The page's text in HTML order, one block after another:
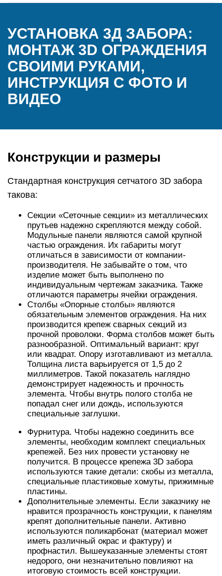
УСТАНОВКА 3Д ЗАБОРА:
МОНТАЖ 3D ОГРАЖДЕНИЯ
СВОИМИ РУКАМИ,
ИНСТРУКЦИЯ С ФОТО И
ВИДЕО
Конструкции и размеры
Стандартная конструкция сетчатого 3D забора
такова:
Секции «Сеточные секции» из металлических
прутьев надежно скрепляются между собой.
Модульные панели являются самой крупной
частью ограждения. Их габариты могут
отличаться в зависимости от компании-
производителя. Не забывайте о том, что
изделие может быть выполнено по
индивидуальным чертежам заказчика. Также
отличаются параметры ячейки ограждения.
Столбы «Опорные столбы» являются
обязательным элементов ограждения. На них
производится крепеж сварных секций из
прочной проволоки. Форма столбов может быть
разнообразной. Оптимальный вариант: круг
или квадрат. Опору изготавливают из металла.
Толщина листа варьируется от 1,5 до 2
миллиметров. Такой показатель наглядно
демонстрирует надежность и прочность
элемента. Чтобы внутрь полого столба не
попадал снег или дождь, используются
специальные заглушки.
Фурнитура. Чтобы надежно соединить все
элементы, необходим комплект специальных
крепежей. Без них провести установку не
получится. В процессе крепежа 3D забора
используются такие детали: скобы из металла,
специальные пластиковые хомуты, прижимные
пластины.
Дополнительные элементы. Если заказчику не
нравится прозрачность конструкции, к панелям
крепят дополнительные панели. Активно
используются поликарбонат (материал может
иметь различный окрас и фактуру) и
профнастил. Вышеуказанные элементы стоят
недорого, они незначительно повлияют на
итоговую стоимость всей конструкции.